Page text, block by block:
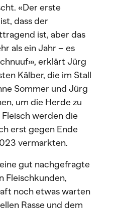
«Der erste
dass der
ist, aber das
als ein Jahr – es
erklärt Jürg
Kälber, die im Stall
Sommer und Jürg
um die Herde zu
werden die
erst gegen Ende
vermarkten.
gut nachgefragte
Fleischkunden,
noch etwas warten
Rasse und dem